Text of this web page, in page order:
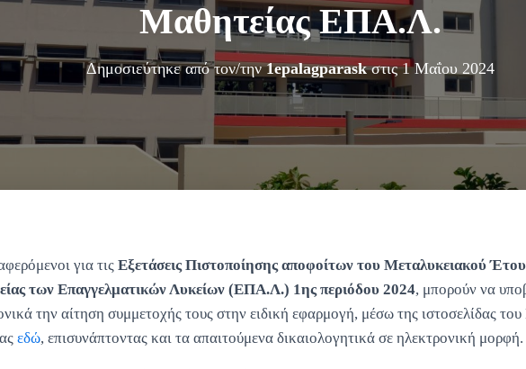
Μαθητείας ΕΠΑ.Λ.
Δημοσιεύτηκε από τον/την1epalagparaskστις1 Μαΐου 2024
για τις Εξετάσεις Πιστοποίησης αποφοίτων του Μεταλυκειακού
των Επαγγελματικών Λυκείων (ΕΠΑ.Λ.) 1ης περιόδου 2024, μπορούν να
την αίτηση συμμετοχής τους στην ειδική εφαρμογή, μέσω της ιστοσελίδας
εδώ, επισυνάπτοντας και τα απαιτούμενα δικαιολογητικά σε ηλεκτρονική μορφή.